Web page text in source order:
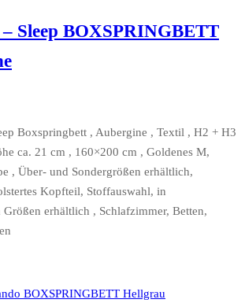
Sleep BOXSPRINGBETT
Boxspringbett , Aubergine , Textil , H2 + H3
ca. 21 cm , 160×200 cm , Goldenes M,
, Über- und Sondergrößen erhältlich,
Kopfteil, Stoffauswahl, in
Größen erhältlich , Schlafzimmer, Betten,